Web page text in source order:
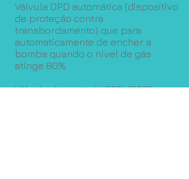
Válvula OPD automática (dispositivo
de proteção contra
transbordamento) que para
automaticamente de encher a
bomba quando o nível de gás
atinge 80%.
Válvula de corte de 80% (OPD)